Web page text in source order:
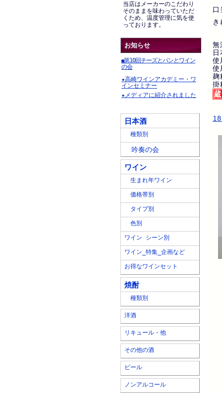
当店はメーカーのこだわり
そのままを味わっていただ
くため、温度管理に気を使
っております。
お知らせ
■第10回チーズとパンとワイン
の会
★高崎ワインアカデミー・ワ
インセミナー
★メディアに紹介されました
日本酒
種類別
吟奏の会
ワイン
生まれ年ワイン
価格帯別
タイプ別
色別
ワイン シーン別
ワイン_特集_企画など
お得なワインセット
焼酎
種類別
洋酒
リキュール・他
その他の酒
ビール
ノンアルコール
口
無
使
使
麹
掛